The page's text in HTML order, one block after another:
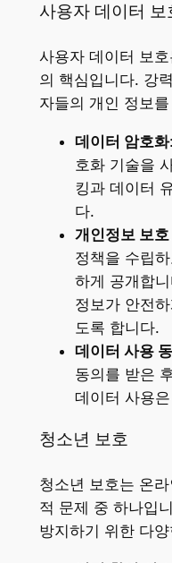
사용자 데이터 보
사용자 데이터 보
의 핵심입니다. 강
자들의 개인 정보
데이터 암호화
호화 기술을
킹과 데이터
다.
개인정보 보호
정책을 수립
하게 공개합
정보가 안전
도록 합니다.
데이터 사용
동의를 받은
데이터 사용
청소년 보호
청소년 보호는 온
적 문제 중 하나입
방지하기 위한 다